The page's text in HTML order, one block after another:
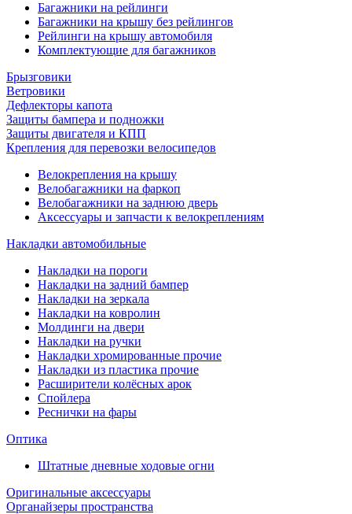
Багажники на рейлинги
Багажники на крышу без рейлингов
Рейлинги на крышу автомобиля
Комплектующие для багажников
Брызговики
Ветровики
Дефлекторы капота
Защиты бампера и подножки
Защиты двигателя и КПП
Крепления для перевозки велосипедов
Велокрепления на крышу
Велобагажники на фаркоп
Велобагажники на заднюю дверь
Аксессуары и запчасти к велокреплениям
Накладки автомобильные
Накладки на пороги
Накладки на задний бампер
Накладки на зеркала
Накладки на ковролин
Молдинги на двери
Накладки на ручки
Накладки хромированные прочие
Накладки из пластика прочие
Расширители колёсных арок
Спойлера
Реснички на фары
Оптика
Штатные дневные ходовые огни
Оригинальные аксессуары
Органайзеры пространства